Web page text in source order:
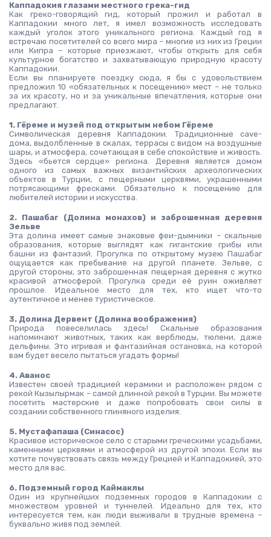
Каппадокия глазами местного грека-гид
Как греко-говорящий гид, который прожил и работал в
Каппадокии много лет, я имел возможность исследовать
каждый уголок этого уникального региона. Каждый год я
встречаю посетителей со всего мира – многие из них из Греции
или Кипра – которые приезжают, чтобы открыть для себя
культурное богатство и захватывающую природную красоту
Каппадокии.
Если вы планируете поездку сюда, я бы с удовольствием
предложил 10 «обязательных к посещению» мест – не только
за их красоту, но и за уникальные впечатления, которые они
предлагают.
1. Гёреме и музей под открытым небом Гёреме
Символическая деревня Каппадокии. Традиционные cave-
дома, выдолбленные в скалах, террасы с видом на воздушные
шары, и атмосфера, сочетающая в себе спокойствие и живость.
Здесь «бьется сердце» региона. Деревня является домом
одного из самых важных византийских археологических
объектов в Турции, с пещерными церквями, украшенными
потрясающими фресками. Обязательно к посещению для
любителей истории и искусства.
2. Пашабаг (Долина монахов) и заброшенная деревня
Зельве
Эта долина имеет самые знаковые феи-дымники – скальные
образования, которые выглядят как гигантские грибы или
башни из фантазий. Прогулка по открытому музею Пашабаг
ощущается как пребывание на другой планете. Зельве, с
другой стороны, это заброшенная пещерная деревня с жутко
красивой атмосферой. Прогулка среди её руин оживляет
прошлое. Идеальное место для тех, кто ищет что-то
аутентичное и менее туристическое.
3. Долина Дервент (Долина воображения)
Природа повеселилась здесь! Скальные образования
напоминают животных, таких как верблюды, тюлени, даже
дельфины. Это игривая и фантазийная остановка, на которой
вам будет весело пытаться угадать формы!
4. Аванос
Известен своей традицией керамики и расположен рядом с
рекой Кызылырмак – самой длинной рекой в Турции. Вы можете
посетить мастерские и даже попробовать свои силы в
создании собственного глиняного изделия.
5. Мустафапаша (Синасос)
Красивое историческое село с старыми греческими усадьбами,
каменными церквями и атмосферой из другой эпохи. Если вы
хотите почувствовать связь между Грецией и Каппадокией, это
место для вас.
6. Подземный город Каймаклы
Один из крупнейших подземных городов в Каппадокии с
множеством уровней и туннелей. Идеально для тех, кто
интересуется тем, как люди выживали в трудные времена –
буквально живя под землей.